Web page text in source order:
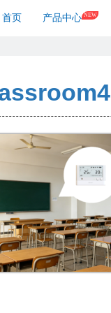
首页 产品中心 NEW